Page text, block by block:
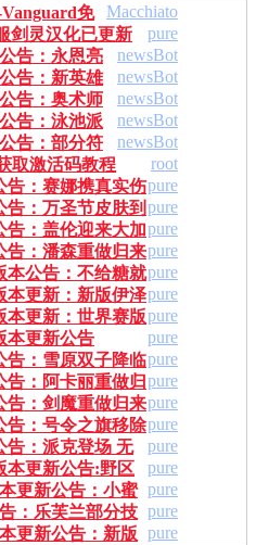
Macchiato
免
pure
剑灵汉化已更新
newsBot
告：永恩亮
newsBot
告：新英雄
newsBot
告：奥术师
newsBot
告：泳池派
newsBot
告：部分符
皮肤降临峡谷
root
取激活码教程
pure
告：赛娜携真实伤
pure
告：万圣节皮肤到
pure
告：盖伦迎来大加
pure
告：潘森重做归来
袭！
pure
本公告：不给糖就
来袭
pure
本更新：新版伊泽
皮肤上线
pure
本更新：世界赛版
pure
本更新公告
pure
告：雪原双子降临
pure
告：阿卡丽重做归
上线
pure
告：剑魔重做归来
pure
告：号令之旗移除
pure
告：派克登场 无
pure
本更新公告:野区
线
pure
更新公告：小蜜
大改动
pure
：乐芙兰部分技
pure
更新公告：新版